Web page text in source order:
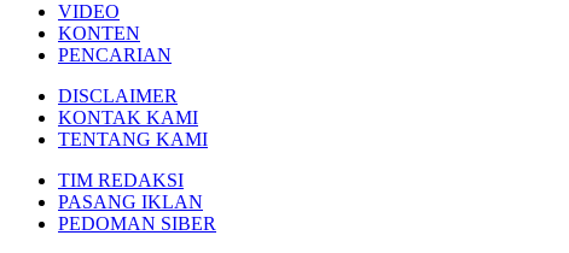
VIDEO
KONTEN
PENCARIAN
DISCLAIMER
KONTAK KAMI
TENTANG KAMI
TIM REDAKSI
PASANG IKLAN
PEDOMAN SIBER